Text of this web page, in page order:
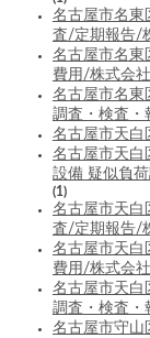
名古屋市名
査/定期報告/
名古屋市名
費用/株式会
名古屋市名
調査・検査
名古屋市天
名古屋市天
設備 疑似負
(1)
名古屋市天
査/定期報告/
名古屋市天
費用/株式会
名古屋市天
調査・検査
名古屋市守